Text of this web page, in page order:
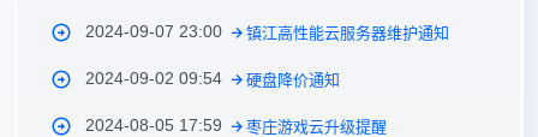
2024-09-07 23:00 镇江高性能云服务器维护通知
2024-09-02 09:54 硬盘降价通知
2024-08-05 17:59 枣庄游戏云升级提醒